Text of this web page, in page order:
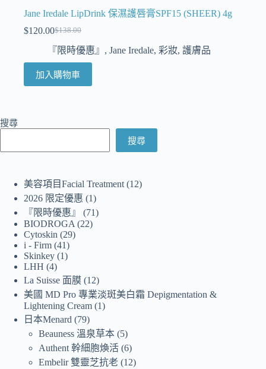
Jane Iredale LipDrink 保濕護唇膏SPF15 (SHEER) 4g
$138.00
$120.00
『限時優惠』 , Jane Iredale, 彩妝, 護膚品
加入購物車
搜尋
搜尋
美容項目Facial Treatment 12
2026 限定優惠
1
『限時優惠』
71
BIODROGA
22
Cytoskin
29
i - Firm 41
Skinkey 1
LHH 4
La Suisse 面膜 12
美國 MD Pro 專業淡斑美白霜 Depigmentation &
Lightening Cream 1
日本Menard
79
Beauness 溫泉草本 5
Authent 幹細胞煥活 6
Embelir 雙靈芝抗老 12